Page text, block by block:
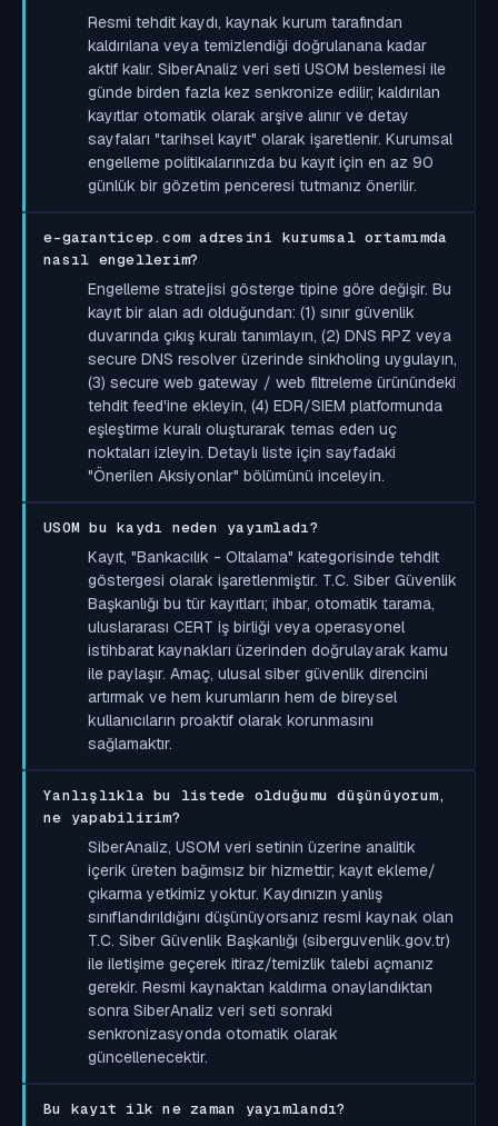
Resmi tehdit kaydı, kaynak kurum tarafından
kaldırılana veya temizlendiği doğrulanana kadar
aktif kalır. SiberAnaliz veri seti USOM beslemesi ile
günde birden fazla kez senkronize edilir; kaldırılan
kayıtlar otomatik olarak arşive alınır ve detay
sayfaları "tarihsel kayıt" olarak işaretlenir. Kurumsal
engelleme politikalarınızda bu kayıt için en az 90
günlük bir gözetim penceresi tutmanız önerilir.
e-garanticep.com adresini kurumsal ortamımda
nasıl engellerim?
Engelleme stratejisi gösterge tipine göre değişir. Bu
kayıt bir alan adı olduğundan: (1) sınır güvenlik
duvarında çıkış kuralı tanımlayın, (2) DNS RPZ veya
secure DNS resolver üzerinde sinkholing uygulayın,
(3) secure web gateway / web filtreleme ürünündeki
tehdit feed'ine ekleyin, (4) EDR/SIEM platformunda
eşleştirme kuralı oluşturarak temas eden uç
noktaları izleyin. Detaylı liste için sayfadaki
"Önerilen Aksiyonlar" bölümünü inceleyin.
USOM bu kaydı neden yayımladı?
Kayıt, "Bankacılık - Oltalama" kategorisinde tehdit
göstergesi olarak işaretlenmiştir. T.C. Siber Güvenlik
Başkanlığı bu tür kayıtları; ihbar, otomatik tarama,
uluslararası CERT iş birliği veya operasyonel
istihbarat kaynakları üzerinden doğrulayarak kamu
ile paylaşır. Amaç, ulusal siber güvenlik direncini
artırmak ve hem kurumların hem de bireysel
kullanıcıların proaktif olarak korunmasını
sağlamaktır.
Yanlışlıkla bu listede olduğumu düşünüyorum,
ne yapabilirim?
SiberAnaliz, USOM veri setinin üzerine analitik
içerik üreten bağımsız bir hizmettir; kayıt ekleme/
çıkarma yetkimiz yoktur. Kaydınızın yanlış
sınıflandırıldığını düşünüyorsanız resmi kaynak olan
T.C. Siber Güvenlik Başkanlığı (siberguvenlik.gov.tr)
ile iletişime geçerek itiraz/temizlik talebi açmanız
gerekir. Resmi kaynaktan kaldırma onaylandıktan
sonra SiberAnaliz veri seti sonraki
senkronizasyonda otomatik olarak
güncellenecektir.
Bu kayıt ilk ne zaman yayımlandı?